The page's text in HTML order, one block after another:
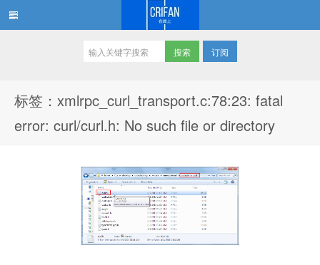
订阅
标签：xmlrpc_curl_transport.c:78:23: fatal
error: curl/curl.h: No such file or directory